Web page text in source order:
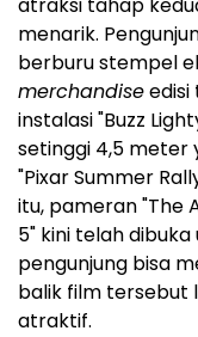
atraksi tahap
menarik.
berburu stempel
merchandise
instalasi "Buzz
setinggi 4,5 meter
"Pixar Summer
itu, pameran "The
5" kini telah
pengunjung bisa
balik film tersebut
atraktif.